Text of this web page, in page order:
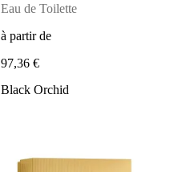
Eau de Toilette
à partir de
97,36 €
Black Orchid